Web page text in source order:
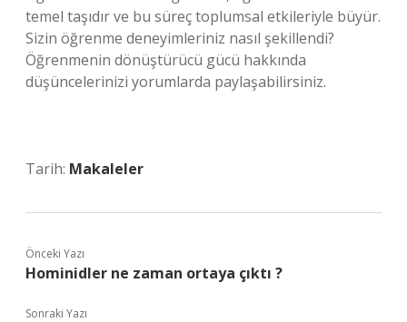
temel taşıdır ve bu süreç toplumsal etkileriyle büyür.
Sizin öğrenme deneyimleriniz nasıl şekillendi?
Öğrenmenin dönüştürücü gücü hakkında
düşüncelerinizi yorumlarda paylaşabilirsiniz.
Tarih: Makaleler
Önceki Yazı
Hominidler ne zaman ortaya çıktı ?
Sonraki Yazı